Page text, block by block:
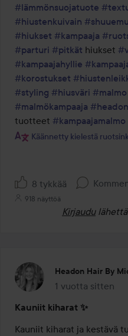
#lämmönsuojatuote
#hiustenkuivain
#hiukset #kampaaja
#parturi #pitkät hiukset
#kampaajahyllie
#korostukset
#styling #hiusväri #malmo
#malmökampaaja #headon
tuotteet #kampaajamalmo
Käännetty kielestä
8 tykkää
918 näyttöä
Kirjaudu
Headon Hair By
1 vuotta sitten
Viesti luotiin 1
Kauniit kiharat ✨
Kauniit kiharat ja kestävä